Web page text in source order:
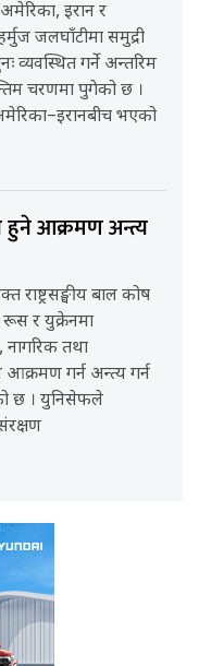
इरान र
जलघाँटीमा समुद्री
व्यवस्थित गर्ने अन्तरिम
चरणमा पुगेको छ ।
भएको
हुने आक्रमण अन्त्य
राष्ट्रसङ्घीय बाल कोष
र युक्रेनमा
नागरिक तथा
आक्रमण गर्न अन्त्य गर्न
छ । युनिसेफले